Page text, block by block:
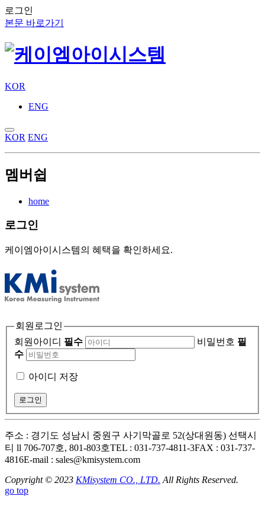
로그인
본문 바로가기
KOR
ENG
KOR ENG
멤버쉽
home
로그인
케이엠아이시스템의 혜택을 확인하세요.
회원로그인
회원아이디 필수 비밀번호 필
수
아이디 저장
주소 : 경기도 성남시 중원구 사기막골로 52(상대원동) 선택시
티 ll 706-707호, 801-803호TEL : 031-737-4811-3FAX : 031-737-
4816E-mail : sales@kmisystem.com
Copyright © 2023 KMisystem CO., LTD. All Rights Reserved.
go top